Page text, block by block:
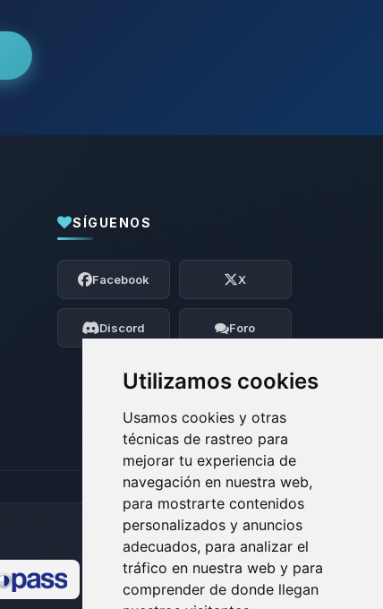
Utilizamos cookies
Usamos cookies y otras
técnicas de rastreo para
mejorar tu experiencia de
navegación en nuestra web,
para mostrarte contenidos
personalizados y anuncios
adecuados, para analizar el
tráfico en nuestra web y para
comprender de donde llegan
SÍGUENOS
Facebook X
Discord Foro
Yupi, por fin alguien con quien hablar!
Soy Choupy, tu pequeno asistente de
BoxToPlay. Cuentame que necesitas y
moveré mis pequenos circuitos para
ayudarte.
09/08/2026 12:55